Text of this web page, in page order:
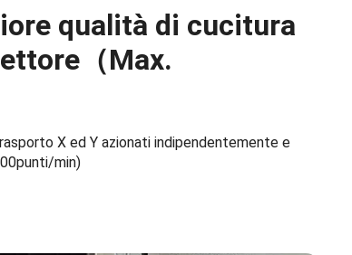
qualità di cucitura
（Max.
X ed Y azionati indipendentemente e
min)